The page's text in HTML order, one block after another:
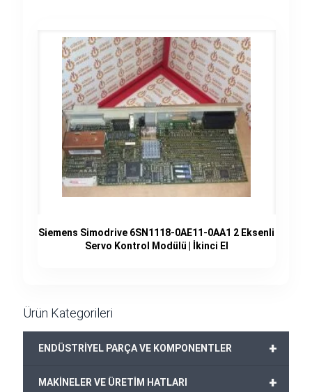
Siemens Simodrive 6SN1118-0AE11-0AA1 2 Eksenli
Servo Kontrol Modülü | İkinci El
Ürün Kategorileri
+
ENDÜSTRİYEL PARÇA VE KOMPONENTLER
+
MAKİNELER VE ÜRETİM HATLARI